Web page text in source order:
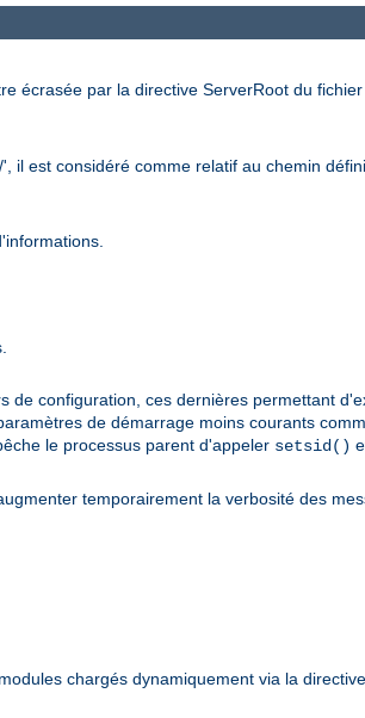
écrasée par la directive ServerRoot du
il est considéré comme relatif au chemin
de configuration, ces dernières permettant
de démarrage moins courants
le processus parent d'appeler setsid()
temporairement la verbosité des
chargés dynamiquement via la directive